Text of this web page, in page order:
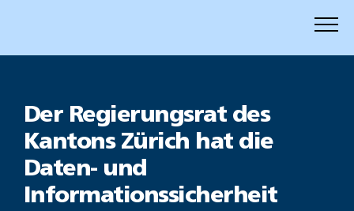
Inhalt
Der Regierungsrat des
Kantons Zürich hat die
Daten- und
Informationssicherheit